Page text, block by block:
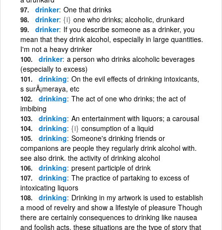
drinker One that drinks
drinker {i} one who drinks; alcoholic, drunkard
drinker If you describe someone as a drinker, you
mean that they drink alcohol, especially in large quantities.
I'm not a heavy drinker
drinker a person who drinks alcoholic beverages
(especially to excess)
drinking On the evil effects of drinking intoxicants,
s surÃ¡meraya, etc
drinking The act of one who drinks; the act of
imbibing
drinking An entertainment with liquors; a carousal
drinking {i} consumption of a liquid
drinking Someone's drinking friends or
companions are people they regularly drink alcohol with.
see also drink. the activity of drinking alcohol
drinking present participle of drink
drinking The practice of partaking to excess of
intoxicating liquors
drinking Drinking in my artwork is used to establish
a mood of revelry and show a lifestyle of pleasure Though
there are certainly consequences to drinking like nausea
and foolish acts, these situations are the type of story that